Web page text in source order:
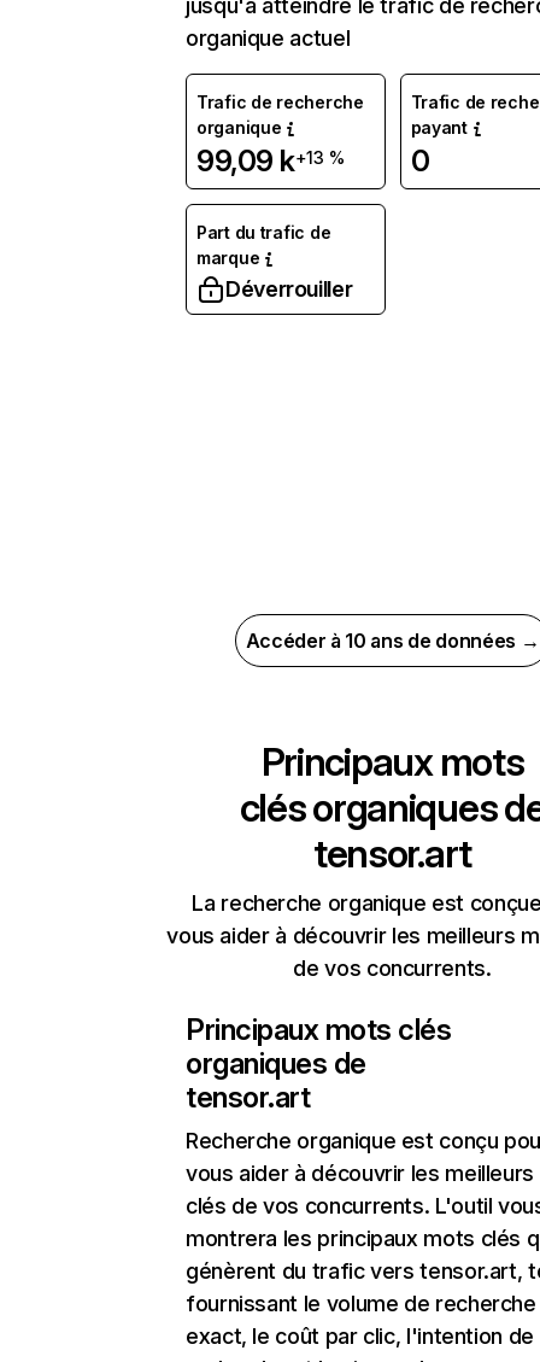
jusqu'à atteindre le trafic de
organique actuel
Trafic de recherche
organique
99,09 k+13 %
Trafic de
payant
0
Part du trafic de
marque
Déverrouiller
Accéder à 10 ans de données →
Principaux mots
clés organiques
tensor.art
La recherche organique est
vous aider à découvrir les meilleurs
de vos concurrents.
Principaux mots clés
organiques de
tensor.art
Recherche organique est conçu
vous aider à découvrir les
clés de vos concurrents. L'outil
montrera les principaux mots clés
génèrent du trafic vers tensor.art,
fournissant le volume de recherche
exact, le coût par clic, l'intention de